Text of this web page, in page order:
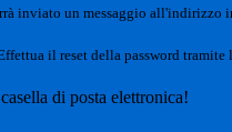
inviato un messaggio all'indirizzo
il reset della password tramite
di posta elettronica!